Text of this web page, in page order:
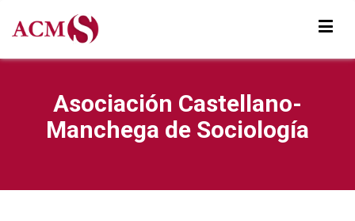
Asociación Castellano-
Manchega de Sociología